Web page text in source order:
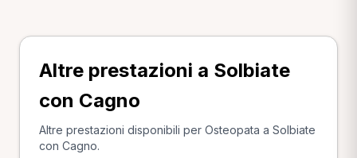
Altre prestazioni a Solbiate
con Cagno
Altre prestazioni disponibili per Osteopata a Solbiate
con Cagno.